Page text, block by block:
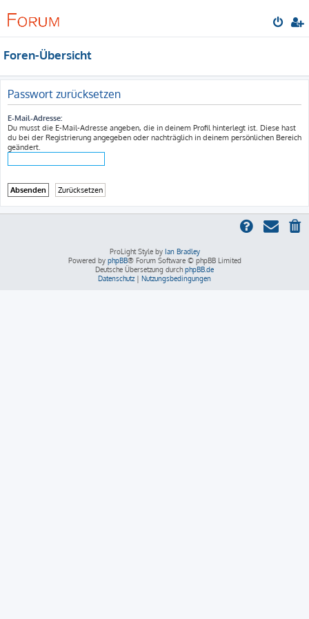
Foren-Übersicht
Passwort zurücksetzen
E-Mail-Adresse:
Du musst die E-Mail-Adresse angeben, die in deinem Profil hinterlegt ist. Diese hast
du bei der Registrierung angegeben oder nachträglich in deinem persönlichen Bereich
geändert.
ProLight Style by Ian Bradley
Powered by phpBB® Forum Software © phpBB Limited
Deutsche Übersetzung durch phpBB.de
Datenschutz | Nutzungsbedingungen